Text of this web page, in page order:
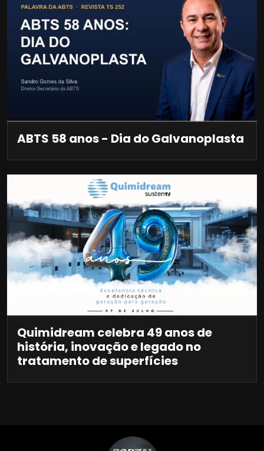
ABTS 58 anos - Dia do Galvanoplasta
Quimidream celebra 49 anos de
história, inovação e legado no
tratamento de superfícies